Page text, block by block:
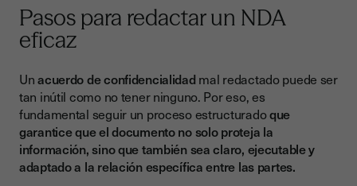
Pasos para redactar un NDA
eficaz
Unacuerdo de confidencialidad mal redactado puede ser
tan inútil como no tener ninguno. Por eso, es
fundamental seguir un proceso estructuradoque
garantice que el documento no solo proteja la
información, sino que también sea claro, ejecutable y
adaptado a la relación específica entre las partes.